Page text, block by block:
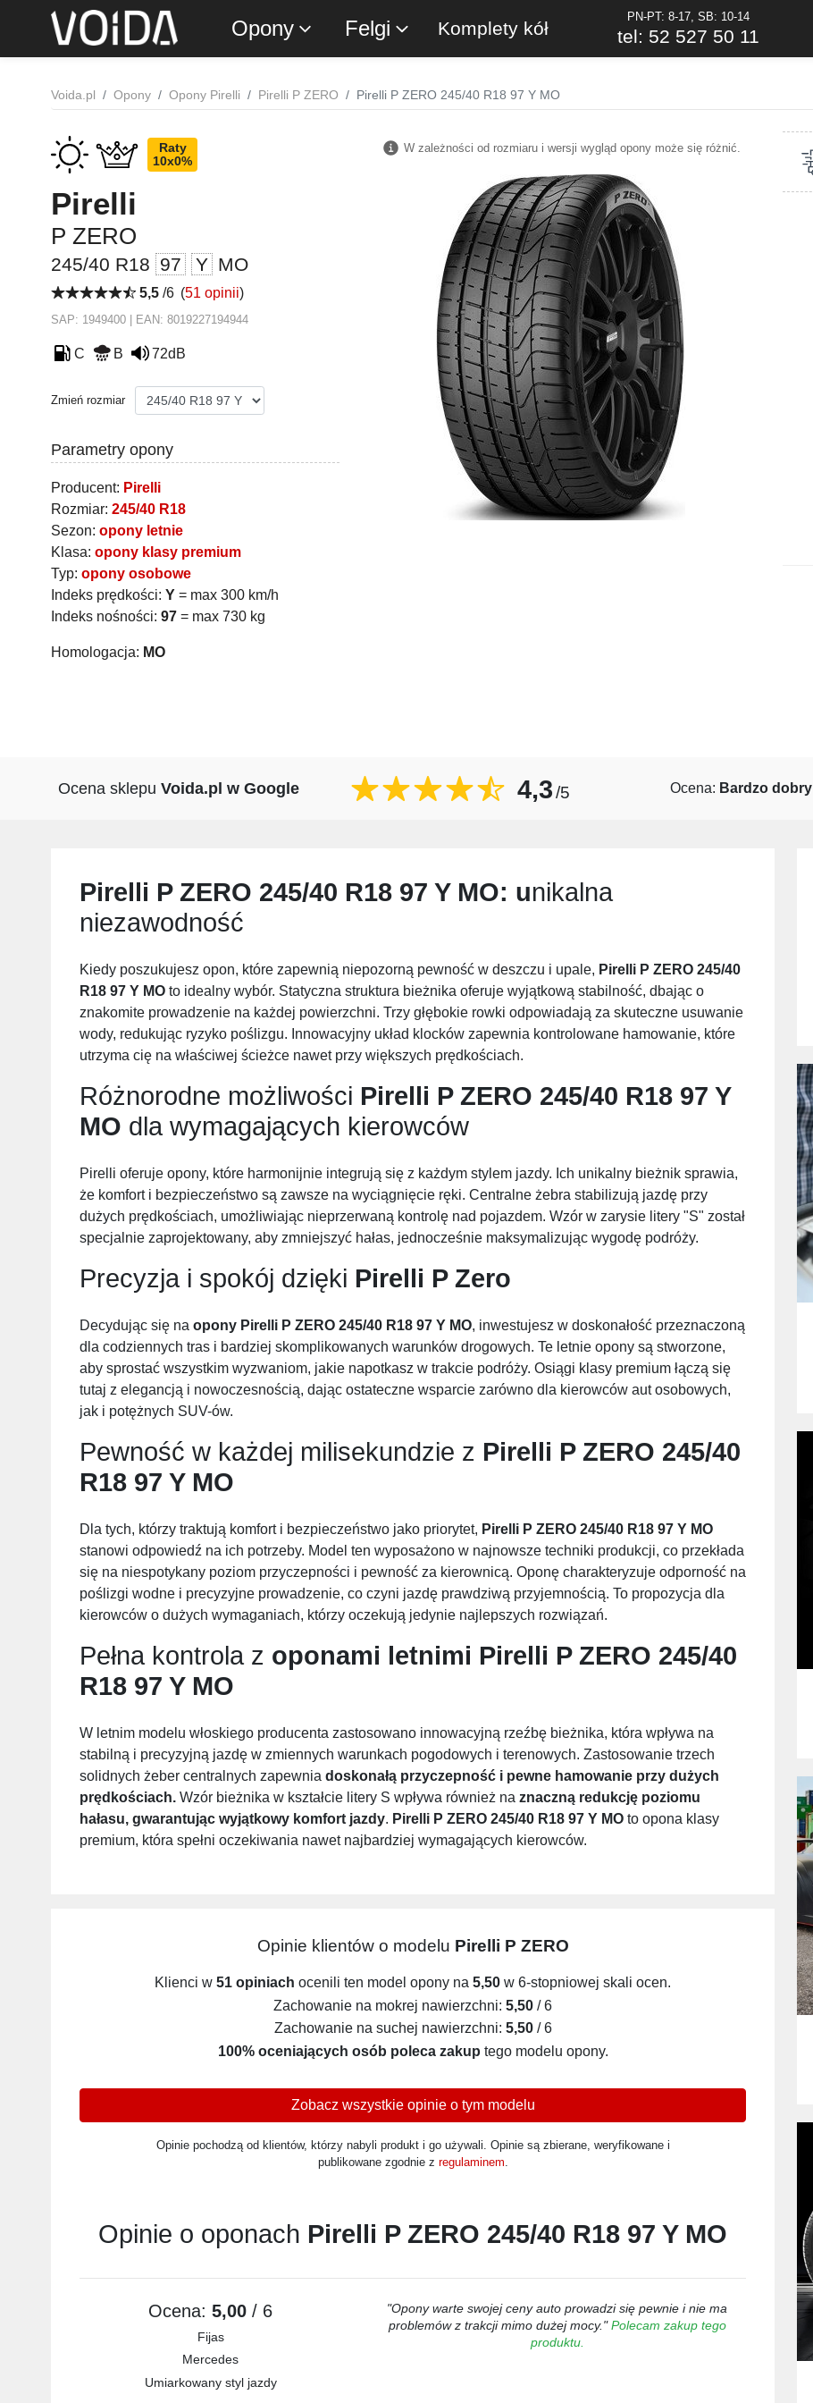
Opony Felgi Komplety kół
PN-PT: 8-17, SB: 10-14
tel: 52 527 50 11
Voida.pl Opony Opony Pirelli Pirelli P ZERO Pirelli P ZERO 245/40 R18 97 Y MO
Raty
10x0%
Pirelli
P ZERO
245/40 R18 97 Y MO
5,5 /6 (51 opinii)
SAP: 1949400 | EAN: 8019227194944
C B 72dB
Zmień rozmiar
Parametry opony
Producent: Pirelli
Rozmiar: 245/40 R18
Sezon: opony letnie
Klasa: opony klasy premium
Typ: opony osobowe
Indeks prędkości: Y = max 300 km/h
Indeks nośności: 97 = max 730 kg
Homologacja: MO
W zależności od rozmiaru i wersji wygląd opony może się różnić.
Ocena sklepu Voida.pl w Google 4,3/5 Ocena: Bardzo dobry
Pirelli P ZERO 245/40 R18 97 Y MO: unikalna
niezawodność
Kiedy poszukujesz opon, które zapewnią niepozorną pewność w deszczu i upale, Pirelli P ZERO 245/40
R18 97 Y MO to idealny wybór. Statyczna struktura bieżnika oferuje wyjątkową stabilność, dbając o
znakomite prowadzenie na każdej powierzchni. Trzy głębokie rowki odpowiadają za skuteczne usuwanie
wody, redukując ryzyko poślizgu. Innowacyjny układ klocków zapewnia kontrolowane hamowanie, które
utrzyma cię na właściwej ścieżce nawet przy większych prędkościach.
Różnorodne możliwości Pirelli P ZERO 245/40 R18 97 Y
MO dla wymagających kierowców
Pirelli oferuje opony, które harmonijnie integrują się z każdym stylem jazdy. Ich unikalny bieżnik sprawia,
że komfort i bezpieczeństwo są zawsze na wyciągnięcie ręki. Centralne żebra stabilizują jazdę przy
dużych prędkościach, umożliwiając nieprzerwaną kontrolę nad pojazdem. Wzór w zarysie litery "S" został
specjalnie zaprojektowany, aby zmniejszyć hałas, jednocześnie maksymalizując wygodę podróży.
Precyzja i spokój dzięki Pirelli P Zero
Decydując się na opony Pirelli P ZERO 245/40 R18 97 Y MO, inwestujesz w doskonałość przeznaczoną
dla codziennych tras i bardziej skomplikowanych warunków drogowych. Te letnie opony są stworzone,
aby sprostać wszystkim wyzwaniom, jakie napotkasz w trakcie podróży. Osiągi klasy premium łączą się
tutaj z elegancją i nowoczesnością, dając ostateczne wsparcie zarówno dla kierowców aut osobowych,
jak i potężnych SUV-ów.
Pewność w każdej milisekundzie z Pirelli P ZERO 245/40
R18 97 Y MO
Dla tych, którzy traktują komfort i bezpieczeństwo jako priorytet, Pirelli P ZERO 245/40 R18 97 Y MO
stanowi odpowiedź na ich potrzeby. Model ten wyposażono w najnowsze techniki produkcji, co przekłada
się na niespotykany poziom przyczepności i pewność za kierownicą. Oponę charakteryzuje odporność na
poślizgi wodne i precyzyjne prowadzenie, co czyni jazdę prawdziwą przyjemnością. To propozycja dla
kierowców o dużych wymaganiach, którzy oczekują jedynie najlepszych rozwiązań.
Pełna kontrola z oponami letnimi Pirelli P ZERO 245/40
R18 97 Y MO
W letnim modelu włoskiego producenta zastosowano innowacyjną rzeźbę bieżnika, która wpływa na
stabilną i precyzyjną jazdę w zmiennych warunkach pogodowych i terenowych. Zastosowanie trzech
solidnych żeber centralnych zapewnia doskonałą przyczepność i pewne hamowanie przy dużych
prędkościach. Wzór bieżnika w kształcie litery S wpływa również na znaczną redukcję poziomu
hałasu, gwarantując wyjątkowy komfort jazdy. Pirelli P ZERO 245/40 R18 97 Y MO to opona klasy
premium, która spełni oczekiwania nawet najbardziej wymagających kierowców.
Opinie klientów o modelu Pirelli P ZERO
Klienci w 51 opiniach ocenili ten model opony na 5,50 w 6-stopniowej skali ocen.
Zachowanie na mokrej nawierzchni: 5,50 / 6
Zachowanie na suchej nawierzchni: 5,50/ 6
100% oceniających osób poleca zakup tego modelu opony.
Zobacz wszystkie opinie o tym modelu
Opinie pochodzą od klientów, którzy nabyli produkt i go używali. Opinie są zbierane, weryfikowane i
publikowane zgodnie z regulaminem
Opinie o oponach Pirelli P ZERO 245/40 R18 97 Y MO
Ocena:5,00 / 6
Fijas
Mercedes
Umiarkowany styl jazdy
"Opony warte swojej ceny auto prowadzi się pewnie i nie ma
problemów z trakcji mimo dużej mocy."Polecam zakup tego
produktu.